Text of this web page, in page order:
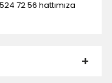
72 56 hattımıza